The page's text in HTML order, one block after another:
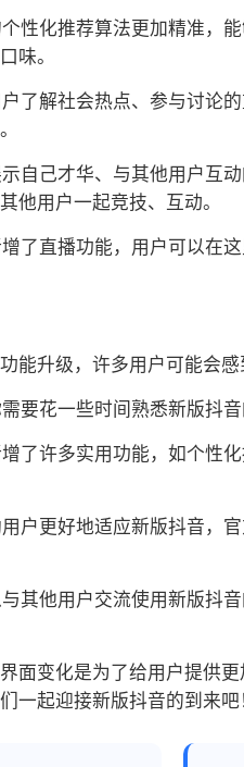
性化推荐算法更加精准，
味。
了解社会热点、参与讨论
自己才华、与其他用户互
他用户一起竞技、互动。
了直播功能，用户可以在
能升级，许多用户可能会
要花一些时间熟悉新版抖
了许多实用功能，如个性
户更好地适应新版抖音，
其他用户交流使用新版抖
面变化是为了给用户提供
一起迎接新版抖音的到来吧